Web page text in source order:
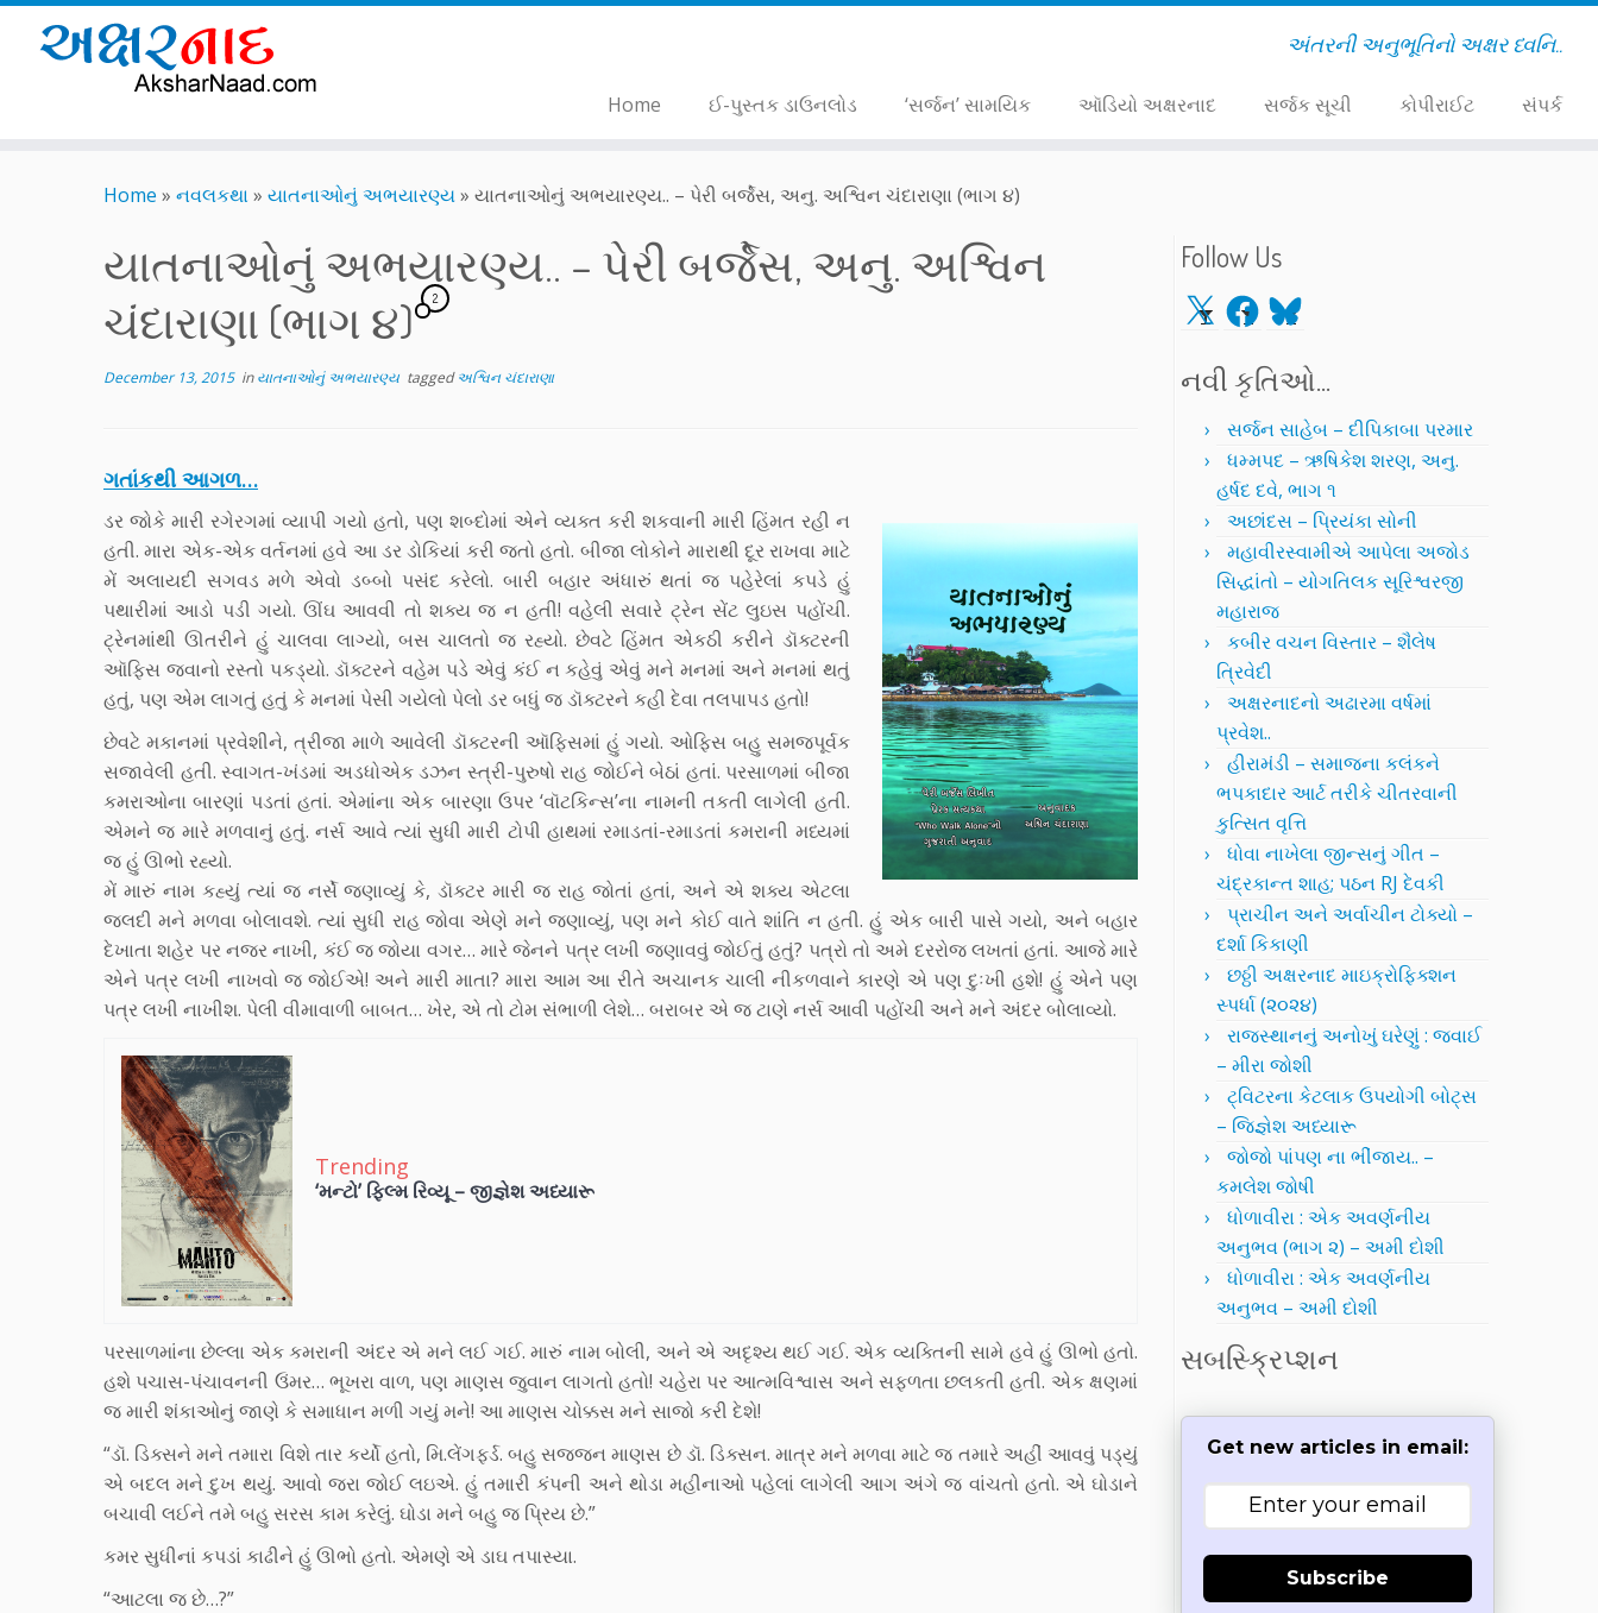
અંતરની અનુભૂતિનો અક્ષર ધ્વનિ..
Home ઈ-પુસ્તક ડાઉનલોડ ‘સર્જન’ સામયિક ઑડિયો અક્ષરનાદ સર્જક સૂચી કોપીરાઈટ સંપર્ક
Home » નવલકથા» યાતનાઓનું અભયારણ્ય» યાતનાઓનું અભયારણ્ય.. – પેરી બર્જેસ, અનુ. અશ્વિન ચંદારાણા (ભાગ ૪)
યાતનાઓનું અભયારણ્ય.. – પેરી બર્જેસ, અનુ. અશ્વિન
ચંદારાણા (ભાગ ૪)
2
December 13, 2015inયાતનાઓનું અભયારણ્ય taggedઅશ્વિન ચંદારાણા
ગતાંકથી આગળ…
ડર જોકે મારી રગેરગમાં વ્યાપી ગયો હતો, પણ શબ્દોમાં એને વ્યક્ત કરી શકવાની મારી હિંમત રહી ન
હતી. મારા એક-એક વર્તનમાં હવે આ ડર ડોકિયાં કરી જતો હતો. બીજા લોકોને મારાથી દૂર રાખવા માટે
મેં અલાયદી સગવડ મળે એવો ડબ્બો પસંદ કરેલો. બારી બહાર અંધારું થતાં જ પહેરેલાં કપડે હું
પથારીમાં આડો પડી ગયો. ઊંઘ આવવી તો શક્ય જ ન હતી! વહેલી સવારે ટ્રેન સેંટ લુઇસ પહોંચી.
ટ્રેનમાંથી ઊતરીને હું ચાલવા લાગ્યો, બસ ચાલતો જ રહ્યો. છેવટે હિંમત એકઠી કરીને ડૉક્ટરની
ઑફિસ જવાનો રસ્તો પકડ્યો. ડૉક્ટરને વહેમ પડે એવું કંઈ ન કહેવું એવું મને મનમાં અને મનમાં થતું
હતું, પણ એમ લાગતું હતું કે મનમાં પેસી ગયેલો પેલો ડર બધું જ ડૉક્ટરને કહી દેવા તલપાપડ હતો!
છેવટે મકાનમાં પ્રવેશીને, ત્રીજા માળે આવેલી ડૉક્ટરની ઑફિસમાં હું ગયો. ઓફિસ બહુ સમજપૂર્વક
સજાવેલી હતી. સ્વાગત-ખંડમાં અડધોએક ડઝન સ્ત્રી-પુરુષો રાહ જોઈને બેઠાં હતાં. પરસાળમાં બીજા
કમરાઓના બારણાં પડતાં હતાં. એમાંના એક બારણા ઉપર ‘વૉટકિન્સ’ના નામની તકતી લાગેલી હતી.
એમને જ મારે મળવાનું હતું. નર્સ આવે ત્યાં સુધી મારી ટોપી હાથમાં રમાડતાં-રમાડતાં કમરાની મધ્યમાં
જ હું ઊભો રહ્યો.
મેં મારું નામ કહ્યું ત્યાં જ નર્સે જણાવ્યું કે, ડૉક્ટર મારી જ રાહ જોતાં હતાં, અને એ શક્ય એટલા
જલદી મને મળવા બોલાવશે. ત્યાં સુધી રાહ જોવા એણે મને જણાવ્યું, પણ મને કોઈ વાતે શાંતિ ન હતી. હું એક બારી પાસે ગયો, અને બહાર
દેખાતા શહેર પર નજર નાખી, કંઈ જ જોયા વગર… મારે જેનને પત્ર લખી જણાવવું જોઈતું હતું? પત્રો તો અમે દરરોજ લખતાં હતાં. આજે મારે
એને પત્ર લખી નાખવો જ જોઈએ! અને મારી માતા? મારા આમ આ રીતે અચાનક ચાલી નીકળવાને કારણે એ પણ દુઃખી હશે! હું એને પણ
પત્ર લખી નાખીશ. પેલી વીમાવાળી બાબત… ખેર, એ તો ટોમ સંભાળી લેશે… બરાબર એ જ ટાણે નર્સ આવી પહોંચી અને મને અંદર બોલાવ્યો.
Trending
‘મન્ટો’ ફિલ્મ રિવ્યૂ – જીજ્ઞેશ અધ્યારૂ
પરસાળમાંના છેલ્લા એક કમરાની અંદર એ મને લઈ ગઈ. મારું નામ બોલી, અને એ અદૃશ્ય થઈ ગઈ. એક વ્યક્તિની સામે હવે હું ઊભો હતો.
હશે પચાસ-પંચાવનની ઉંમર… ભૂખરા વાળ, પણ માણસ જુવાન લાગતો હતો! ચહેરા પર આત્મવિશ્વાસ અને સફળતા છલકતી હતી. એક ક્ષણમાં
જ મારી શંકાઓનું જાણે કે સમાધાન મળી ગયું મને! આ માણસ ચોક્કસ મને સાજો કરી દેશે!
“ડૉ. ડિક્સને મને તમારા વિશે તાર કર્યો હતો, મિ.લેંગફર્ડ. બહુ સજ્જન માણસ છે ડૉ. ડિક્સન. માત્ર મને મળવા માટે જ તમારે અહીં આવવું પડ્યું
એ બદલ મને દુખ થયું. આવો જરા જોઈ લઇએ. હું તમારી કંપની અને થોડા મહીનાઓ પહેલાં લાગેલી આગ અંગે જ વાંચતો હતો. એ ઘોડાને
બચાવી લઈને તમે બહુ સરસ કામ કરેલું. ઘોડા મને બહુ જ પ્રિય છે.”
કમર સુધીનાં કપડાં કાઢીને હું ઊભો હતો. એમણે એ ડાઘ તપાસ્યા.
“આટલા જ છે…?”
Follow Us
X Facebook
Bluesky
નવી કૃતિઓ…
સર્જન સાહેબ – દીપિકાબા પરમાર
ધમ્મપદ – ઋષિકેશ શરણ, અનુ.
હર્ષદ દવે, ભાગ ૧
અછાંદસ – પ્રિયંકા સોની
મહાવીરસ્વામીએ આપેલા અજોડ
સિદ્ધાંતો – યોગતિલક સૂરિશ્વરજી
મહારાજ
કબીર વચન વિસ્તાર – શૈલેષ
ત્રિવેદી
અક્ષરનાદનો અઢારમા વર્ષમાં
પ્રવેશ..
હીરામંડી – સમાજના કલંકને
ભપકાદાર આર્ટ તરીકે ચીતરવાની
કુત્સિત વૃત્તિ
ધોવા નાખેલા જીન્સનું ગીત –
ચંદ્રકાન્ત શાહ; પઠન RJ દેવકી
પ્રાચીન અને અર્વાચીન ટોક્યો –
દર્શા કિકાણી
છઠ્ઠી અક્ષરનાદ માઇક્રોફિક્શન
સ્પર્ધા (૨૦૨૪)
રાજસ્થાનનું અનોખું ઘરેણું : જવાઈ
– મીરા જોશી
ટ્વિટરના કેટલાક ઉપયોગી બોટ્સ
– જિજ્ઞેશ અધ્યારૂ
જોજો પાંપણ ના ભીંજાય.. –
કમલેશ જોષી
ધોળાવીરા : એક અવર્ણનીય
અનુભવ (ભાગ ૨) – અમી દોશી
ધોળાવીરા : એક અવર્ણનીય
અનુભવ – અમી દોશી
સબસ્ક્રિપ્શન
Get new articles in email:
Subscribe